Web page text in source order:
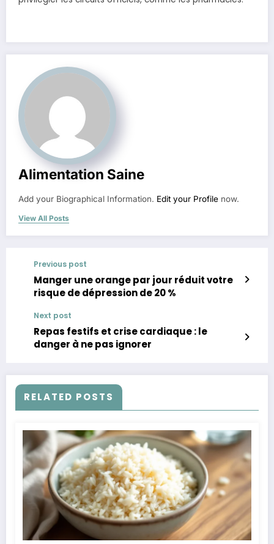
Alimentation Saine
Add your Biographical Information. Edit your Profile now.
View All Posts
Previous post
Manger une orange par jour réduit votre
risque de dépression de 20 %
Next post
Repas festifs et crise cardiaque : le
danger à ne pas ignorer
RELATED POSTS